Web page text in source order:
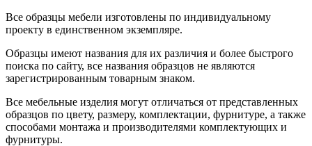
Все образцы мебели изготовлены по индивидуальному
проекту в единственном экземпляре.
Образцы имеют названия для их различия и более быстрого
поиска по сайту, все названия образцов не являются
зарегистрированным товарным знаком.
Все мебельные изделия могут отличаться от представленных
образцов по цвету, размеру, комплектации, фурнитуре, а также
способами монтажа и производителями комплектующих и
фурнитуры.